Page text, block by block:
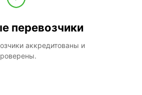
перевозчики
аккредитованы и